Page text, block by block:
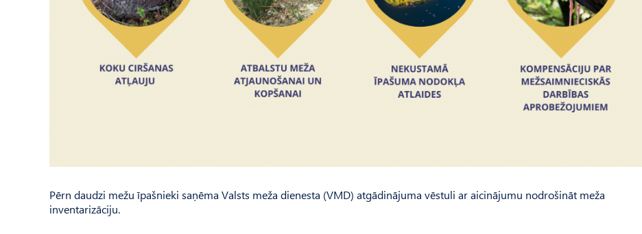
Pērn daudzi mežu īpašnieki saņēma Valsts meža dienesta (VMD) atgādinājuma vēstuli ar aicinājumu nodrošināt meža
inventarizāciju.